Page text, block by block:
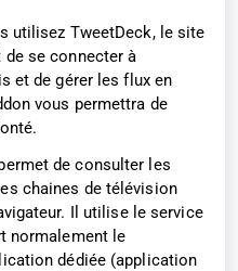
utilisez TweetDeck, le site
se connecter à
et de gérer les flux en
vous permettra de
de consulter les
chaines de télévision
Il utilise le service
normalement le
dédiée (application